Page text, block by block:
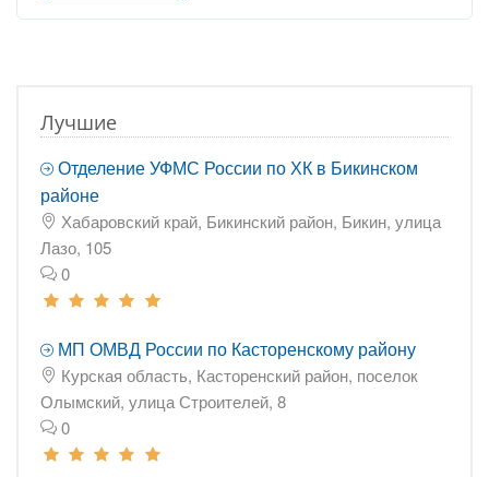
Лучшие
Отделение УФМС России по ХК в Бикинском
районе
Хабаровский край, Бикинский район, Бикин, улица
Лазо, 105
0
МП ОМВД России по Касторенскому району
Курская область, Касторенский район, поселок
Олымский, улица Строителей, 8
0